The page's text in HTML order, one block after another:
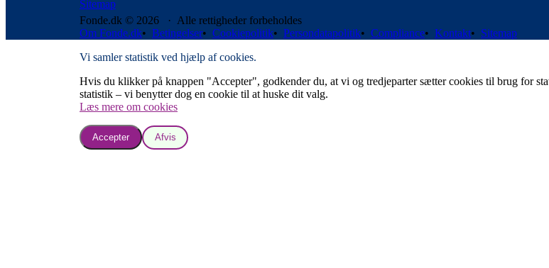
Sitemap
Fonde.dk © 2026 · Alle rettigheder forbeholdes
Om Fonde.dk• Betingelser• Cookiepolitik• Persondatapolitik• Compliance• Kontakt• Sitemap
Vi samler statistik ved hjælp af cookies.
Hvis du klikker på knappen "Accepter", godkender du, at vi og tredjeparter sætter cookies til brug for
statistik – vi benytter dog en cookie til at huske dit valg.
Læs mere om cookies
Accepter Afvis